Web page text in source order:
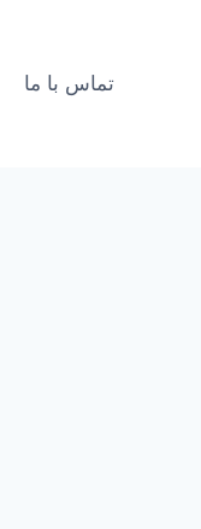
تماس با ما